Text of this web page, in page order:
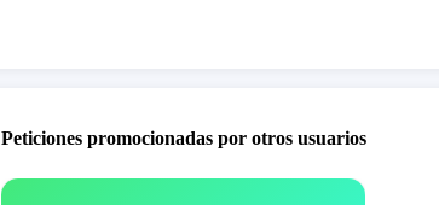
Peticiones promocionadas por otros usuarios